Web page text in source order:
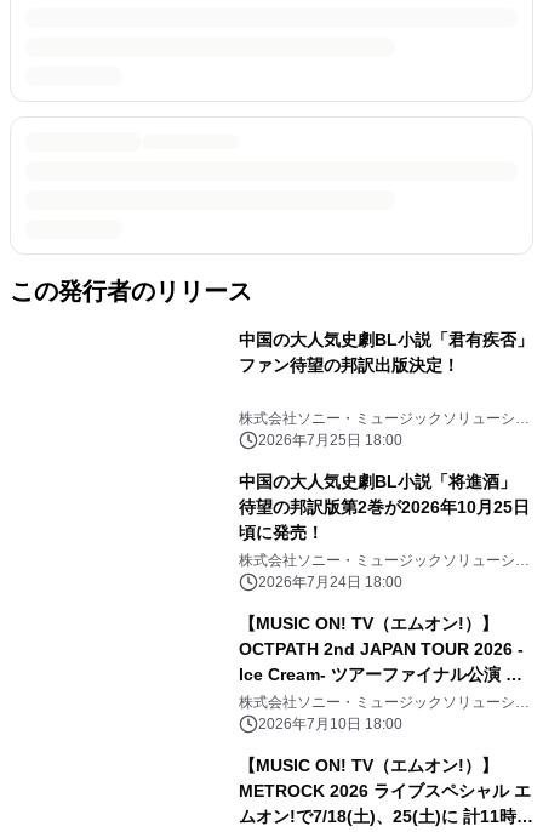
この発行者のリリース
中国の大人気史劇BL小説「君有疾否」
ファン待望の邦訳出版決定！
株式会社ソニー・ミュージックソリューショ
ンズ2026年7月25日 18:00
中国の大人気史劇BL小説「将進酒」
待望の邦訳版第2巻が2026年10月25日
頃に発売！
株式会社ソニー・ミュージックソリューショ
ンズ2026年7月24日 18:00
【MUSIC ON! TV（エムオン!）】
OCTPATH 2nd JAPAN TOUR 2026 -
Ice Cream- ツアーファイナル公演 エ
ムオン!で7/19(日)夜6時30分～独占生
中継！ 直筆サイン入りTシャツ プレゼ
ントキャンペーン実施中！
株式会社ソニー・ミュージックソリューショ
ンズ2026年7月10日 18:00
【MUSIC ON! TV（エムオン!）】
METROCK 2026 ライブスペシャル エ
ムオン!で7/18(土)、25(土)に 計11時間